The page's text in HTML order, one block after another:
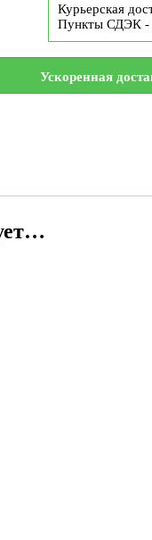
Курьерская
Пункты СДЭК -
Ускоренная